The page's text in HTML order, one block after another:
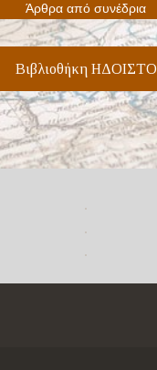
Βιβλιοθήκη ΗΔΟΙΣΤΟ